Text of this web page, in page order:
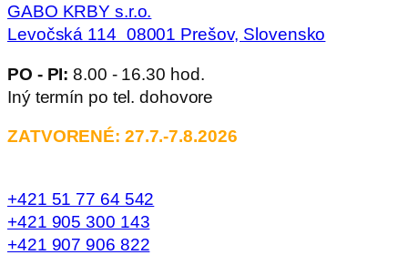
GABO KRBY s.r.o.
Levočská 114 08001 Prešov, Slovensko
PO - PI: 8.00 - 16.30 hod.
Iný termín po tel. dohovore
ZATVORENÉ: 27.7.-7.8.2026
+421 51 77 64 542
+421 905 300 143
+421 907 906 822